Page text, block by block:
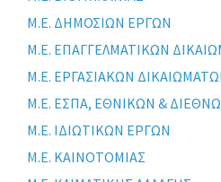
Μ.Ε. ΔΗΜΟΣΙΩΝ ΕΡΓΩΝ
Μ.Ε. ΕΠΑΓΓΕΛΜΑΤΙΚΩΝ
Μ.Ε. ΕΡΓΑΣΙΑΚΩΝ
Μ.Ε. ΕΣΠΑ, ΕΘΝΙΚΩΝ &
Μ.Ε. ΙΔΙΩΤΙΚΩΝ ΕΡΓΩΝ
Μ.Ε. ΚΑΙΝΟΤΟΜΙΑΣ